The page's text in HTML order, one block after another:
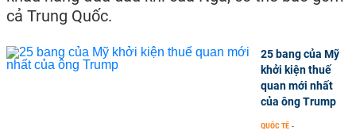
cả Trung Quốc.
25 bang của Mỹ
khởi kiện thuế
quan mới nhất
của ông Trump
QUỐC TẾ -